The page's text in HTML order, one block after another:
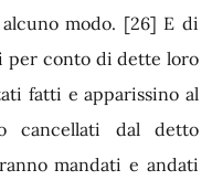
modo. [26] E di
per conto di dette loro
fatti e apparissino al
cancellati dal detto
mandati e andati